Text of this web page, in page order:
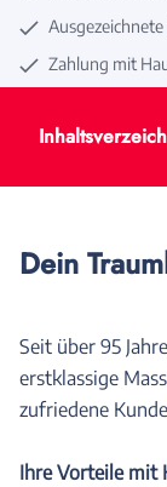
Zahlung mit
Dein
Seit über 95
erstklassige
zufriedene
Ihre Vorteile mit